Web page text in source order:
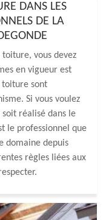
DANS LES
DE LA
vous devez
en vigueur est
toiture sont
Si vous voulez
réalisé dans le
le professionnel que
domaine depuis
règles liées aux